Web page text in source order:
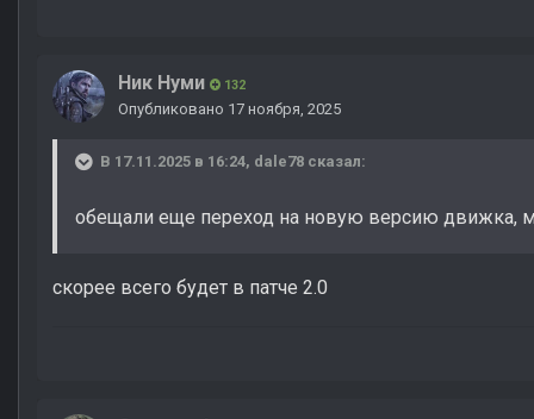
Ник Нуми 132
Опубликовано 17 ноября, 2025
В 17.11.2025 в 16:24, dale78 сказал:
обещали еще переход на новую версию движка,
скорее всего будет в патче 2.0